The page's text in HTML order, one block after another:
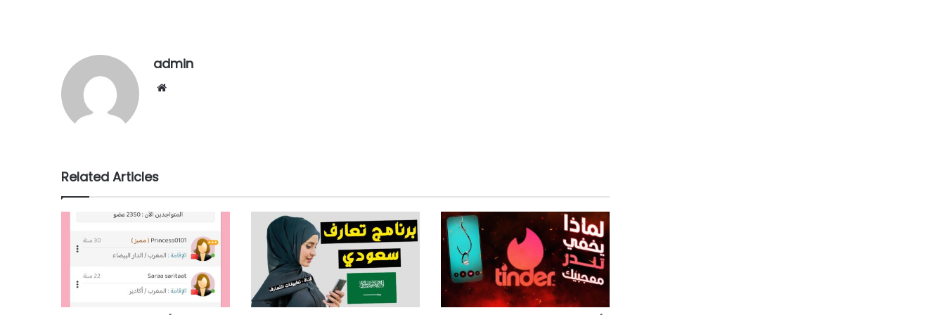
admin
Related Articles